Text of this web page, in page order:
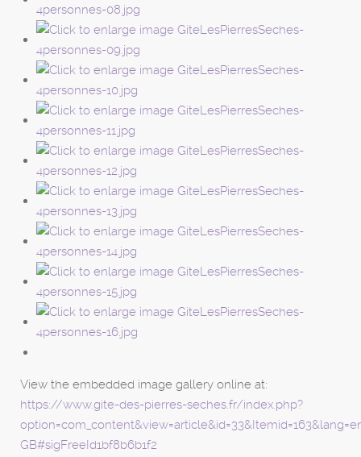
View the embedded image gallery online at:
https://www.gite-des-pierres-seches.fr/index.php?
GB#sigFreeId1bf8b6b1f2